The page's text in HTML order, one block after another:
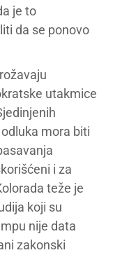
je to
da se ponovo
utakmice
mora biti
i za
teže je
koji su
nije data
zakonski